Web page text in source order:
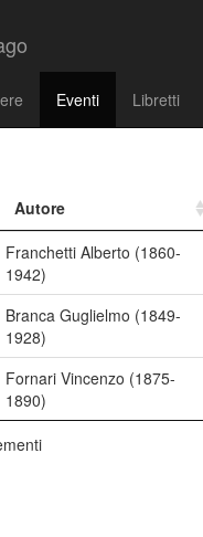
Eventi Libretti
Autore
Franchetti Alberto (1860-
1942)
Branca Guglielmo (1849-
1928)
Fornari Vincenzo (1875-
1890)